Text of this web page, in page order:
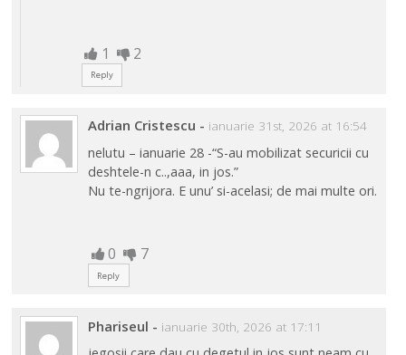
1 2
Reply
Adrian Cristescu - ianuarie 31st, 2026 at 16:54
nelutu – ianuarie 28 -“S-au mobilizat securicii cu
deshtele-n c..,aaa, in jos.”
Nu te-ngrijora. E unu’ si-acelasi; de mai multe ori.
0 7
Reply
Phariseul - ianuarie 30th, 2026 at 17:11